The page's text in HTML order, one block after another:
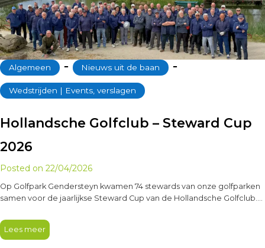
Algemeen ‐ Nieuws uit de baan ‐
Wedstrijden | Events, verslagen
Hollandsche Golfclub – Steward Cup
2026
Posted on 22/04/2026
Op Golfpark Gendersteyn kwamen 74 stewards van onze golfparken
samen voor de jaarlijkse Steward Cup van de Hollandsche Golfclub.
Lees meer